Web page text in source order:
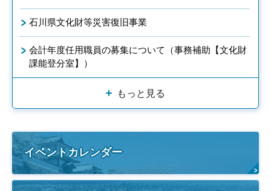
石川県文化財等災害復旧事業
会計年度任用職員の募集について（事務補助【文化財
課能登分室】）
もっと見る
イベントカレンダー